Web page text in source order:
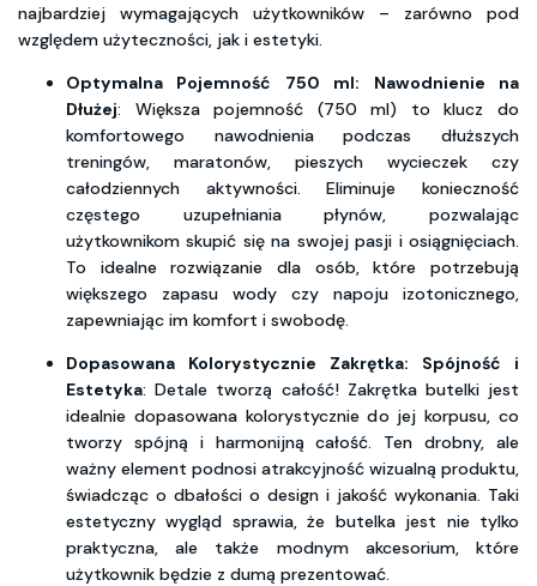
najbardziej wymagających użytkowników – zarówno pod
względem użyteczności, jak i estetyki.
Optymalna Pojemność 750 ml: Nawodnienie na
Dłużej: Większa pojemność (750 ml) to klucz do
komfortowego nawodnienia podczas dłuższych
treningów, maratonów, pieszych wycieczek czy
całodziennych aktywności. Eliminuje konieczność
częstego uzupełniania płynów, pozwalając
użytkownikom skupić się na swojej pasji i osiągnięciach.
To idealne rozwiązanie dla osób, które potrzebują
większego zapasu wody czy napoju izotonicznego,
zapewniając im komfort i swobodę.
Dopasowana Kolorystycznie Zakrętka: Spójność i
Estetyka: Detale tworzą całość! Zakrętka butelki jest
idealnie dopasowana kolorystycznie do jej korpusu, co
tworzy spójną i harmonijną całość. Ten drobny, ale
ważny element podnosi atrakcyjność wizualną produktu,
świadcząc o dbałości o design i jakość wykonania. Taki
estetyczny wygląd sprawia, że butelka jest nie tylko
praktyczna, ale także modnym akcesorium, które
użytkownik będzie z dumą prezentować.